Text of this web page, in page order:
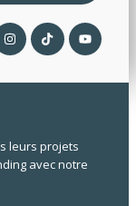
leurs projets
avec notre